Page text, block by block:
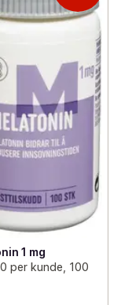
1 mg
per kunde, 100